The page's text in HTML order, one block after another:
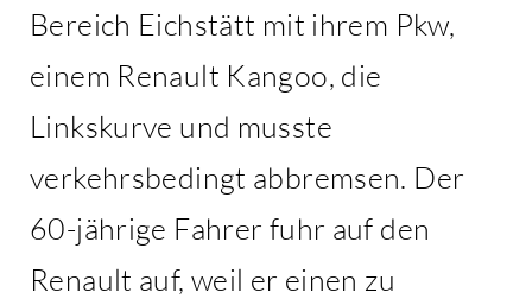
Bereich Eichstätt mit ihrem Pkw,
einem Renault Kangoo, die
Linkskurve und musste
verkehrsbedingt abbremsen. Der
60-jährige Fahrer fuhr auf den
Renault auf, weil er einen zu